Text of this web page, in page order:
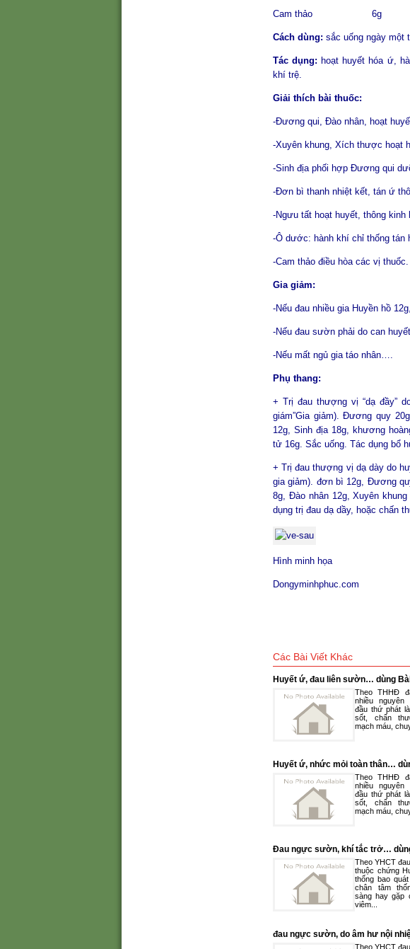
Cam thảo 6g
Cách dùng: sắc uống ngày một
Tác dụng: hoạt huyết hóa ứ,
khí trệ.
Giải thích bài thuốc:
-Đương qui, Đào nhân, hoạt
-Xuyên khung, Xích thược hoạt
-Sinh địa phối hợp Đương qui
-Đơn bì thanh nhiệt kết, tán ứ
-Ngưu tất hoạt huyết, thông kinh
-Ô dước: hành khí chỉ thống tán
-Cam thảo điều hòa các vị thuốc.
Gia giảm:
-Nếu đau nhiều gia Huyền hồ
-Nếu đau sườn phải do can
-Nếu mất ngủ gia táo nhân….
Phụ thang:
+ Trị đau thượng vị “dạ đầy”
giám”Gia giảm). Đương quy
12g, Sinh địa 18g, khương
tử 16g. Sắc uống. Tác dụng bổ
+ Trị đau thượng vị dạ dày do
gia giảm). đơn bì 12g, Đương
8g, Đào nhân 12g, Xuyên
dụng trị đau dạ dầy, hoặc chấn
Hình minh họa
Dongyminhphuc.com
Các Bài Viết Khác
Huyết ứ, đau liên sườn… dùng
ứ thang 090304
Theo THHĐ
nhiều nguyên
đầu thứ phát
sốt, chấn
mạch máu,
Huyết ứ, nhức mỏi toàn thân…
thống trục ư thang 090307Theo THHĐ
nhiều nguyên
đầu thứ phát
sốt, chấn
mạch máu,
Đau ngực sườn, khí tắc trở…
giới bạch bán hạ thang 090205
Theo YHCT
thuộc chứng
thống bao
chân tâm
sàng hay gặp
viêm...
đau ngực sườn, do âm hư nội
Nhất Quán Tiễn Gia 090206
Theo YHCT